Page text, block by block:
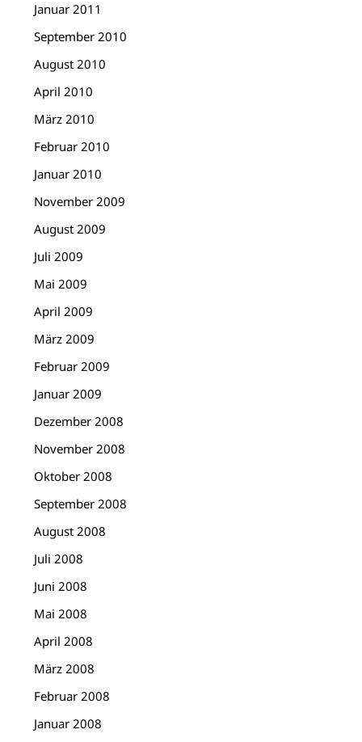
Januar 2011
September 2010
August 2010
April 2010
März 2010
Februar 2010
Januar 2010
November 2009
August 2009
Juli 2009
Mai 2009
April 2009
März 2009
Februar 2009
Januar 2009
Dezember 2008
November 2008
Oktober 2008
September 2008
August 2008
Juli 2008
Juni 2008
Mai 2008
April 2008
März 2008
Februar 2008
Januar 2008